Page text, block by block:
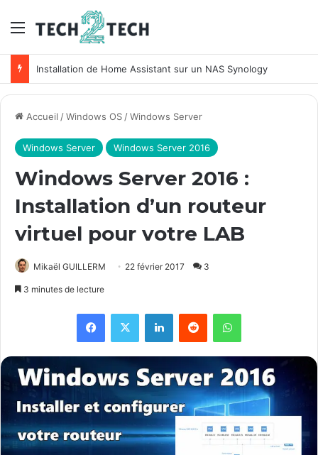
Menu
Accueil /Windows OS/Windows Server
Windows Server Windows Server 2016
Windows Server 2016 :
Installation d’un routeur
virtuel pour votre LAB
Mikaël GUILLERM 22 février 2017 3
3 minutes de lecture